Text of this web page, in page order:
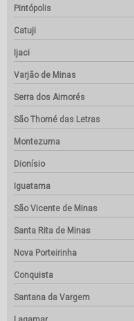
Pintópolis
Catuji
Ijaci
Varjão de Minas
Serra dos Aimorés
São Thomé das Letras
Montezuma
Dionísio
Iguatama
São Vicente de Minas
Santa Rita de Minas
Nova Porteirinha
Conquista
Santana da Vargem